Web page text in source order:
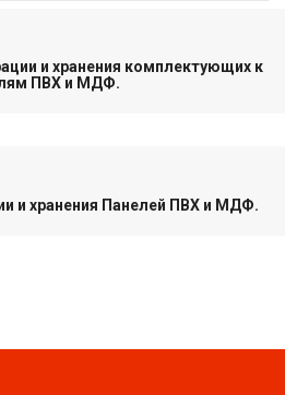
и хранения комплектующих к
ПВХ и МДФ.
и хранения Панелей ПВХ и МДФ.